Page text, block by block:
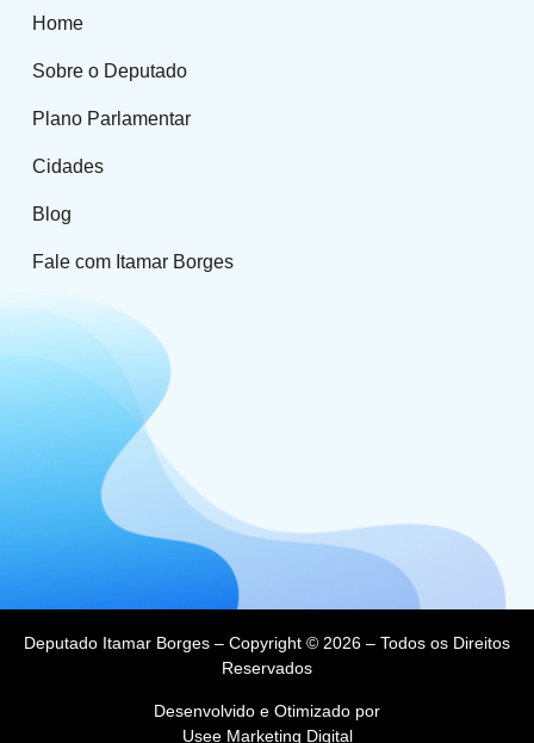
Home
Sobre o Deputado
Plano Parlamentar
Cidades
Blog
Fale com Itamar Borges
Deputado Itamar Borges – Copyright © 2026 – Todos os Direitos
Reservados
Desenvolvido e Otimizado por
Usee Marketing Digital